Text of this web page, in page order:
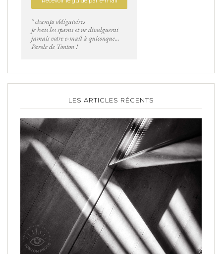
* champs obligatoires
Je hais les spams et ne divulguerai
jamais votre e-mail à quiconque...
Parole de Tonton !
LES ARTICLES RÉCENTS